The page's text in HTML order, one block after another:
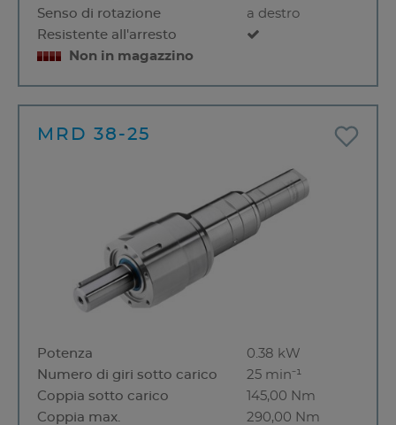
Senso di rotazione
a destro
Resistente all'arresto
Non in magazzino
MRD 38-25
Potenza
0.38 kW
Numero di giri sotto carico
25 min⁻¹
Coppia sotto carico
145,00 Nm
Coppia max.
290,00 Nm